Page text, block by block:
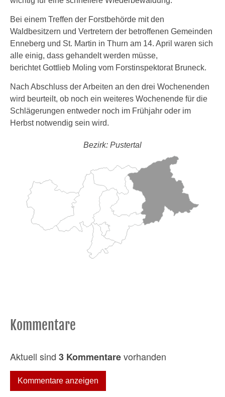
Bei einem Treffen der Forstbehörde mit den
Waldbesitzern und Vertretern der betroffenen Gemeinden
Enneberg und St. Martin in Thurn am 14. April waren sich
alle einig, dass gehandelt werden müsse,
berichtet Gottlieb Moling vom Forstinspektorat Bruneck.
Nach Abschluss der Arbeiten an den drei Wochenenden
wird beurteilt, ob noch ein weiteres Wochenende für die
Schlägerungen entweder noch im Frühjahr oder im
Herbst notwendig sein wird.
Bezirk: Pustertal
Kommentare
Aktuell sind 3 Kommentarevorhanden
Kommentare anzeigen